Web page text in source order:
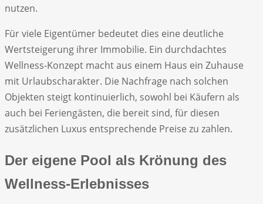
nutzen.
Für viele Eigentümer bedeutet dies eine deutliche
Wertsteigerung ihrer Immobilie. Ein durchdachtes
Wellness-Konzept macht aus einem Haus ein Zuhause
mit Urlaubscharakter. Die Nachfrage nach solchen
Objekten steigt kontinuierlich, sowohl bei Käufern als
auch bei Feriengästen, die bereit sind, für diesen
zusätzlichen Luxus entsprechende Preise zu zahlen.
Der eigene Pool als Krönung des
Wellness-Erlebnisses